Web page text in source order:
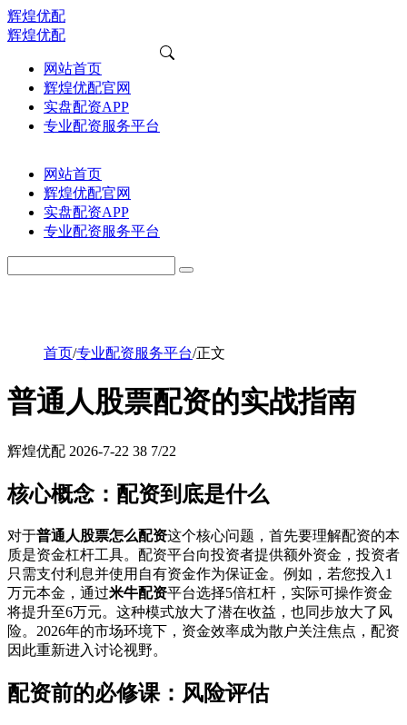
辉煌优配
辉煌优配
网站首页
辉煌优配官网
实盘配资APP
专业配资服务平台
网站首页
辉煌优配官网
实盘配资APP
专业配资服务平台
首页/专业配资服务平台/正文
普通人股票配资的实战指南
辉煌优配 2026-7-22 38 7/22
核心概念：配资到底是什么
对于普通人股票怎么配资这个核心问题，首先要理解配资的本
质是资金杠杆工具。配资平台向投资者提供额外资金，投资者
只需支付利息并使用自有资金作为保证金。例如，若您投入1
万元本金，通过米牛配资平台选择5倍杠杆，实际可操作资金
将提升至6万元。这种模式放大了潜在收益，也同步放大了风
险。2026年的市场环境下，资金效率成为散户关注焦点，配资
因此重新进入讨论视野。
配资前的必修课：风险评估